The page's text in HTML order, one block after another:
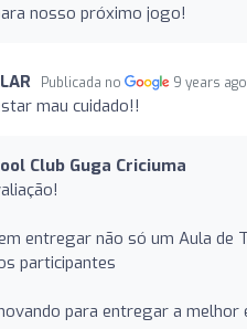
nosso próximo jogo!
Publicada no 9 years ago
mau cuidado!!
Club Guga Criciuma
entregar não só um Aula de
participantes
para entregar a melhor